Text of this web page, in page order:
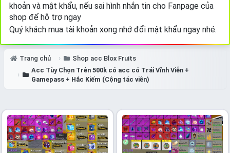
khoản và mật khẩu, nếu sai hình nhắn tin cho Fanpage của
shop để hỗ trợ ngay
Quý khách mua tài khoản xong nhớ đổi mật khẩu ngay nhé.
Trang chủ
Shop acc Blox Fruits
Acc Tùy Chọn Trên 500k có acc có Trái Vĩnh Viễn +
Gamepass + Hắc Kiếm (Cộng tác viên)